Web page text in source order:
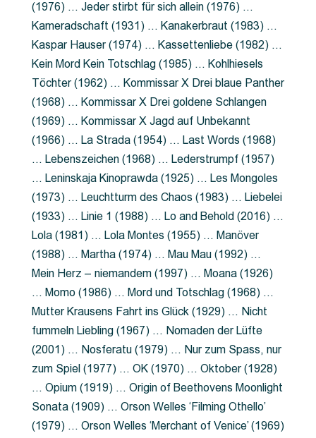
(1976) … Jeder stirbt für sich allein (1976) …
Kameradschaft (1931) … Kanakerbraut (1983) …
Kaspar Hauser (1974) … Kassettenliebe (1982) …
Kein Mord Kein Totschlag (1985) … Kohlhiesels
Töchter (1962) … Kommissar X Drei blaue Panther
(1968) … Kommissar X Drei goldene Schlangen
(1969) … Kommissar X Jagd auf Unbekannt
(1966) … La Strada (1954) … Last Words (1968)
… Lebenszeichen (1968) … Lederstrumpf (1957)
… Leninskaja Kinoprawda (1925) … Les Mongoles
(1973) … Leuchtturm des Chaos (1983) … Liebelei
(1933) … Linie 1 (1988) … Lo and Behold (2016) …
Lola (1981) … Lola Montes (1955) … Manöver
(1988) … Martha (1974) … Mau Mau (1992) …
Mein Herz – niemandem (1997) … Moana (1926)
… Momo (1986) … Mord und Totschlag (1968) …
Mutter Krausens Fahrt ins Glück (1929) … Nicht
fummeln Liebling (1967) … Nomaden der Lüfte
(2001) … Nosferatu (1979) … Nur zum Spass, nur
zum Spiel (1977) … OK (1970) … Oktober (1928)
… Opium (1919) … Origin of Beethovens Moonlight
Sonata (1909) … Orson Welles ‘Filming Othello’
(1979) … Orson Welles ‘Merchant of Venice’ (1969)